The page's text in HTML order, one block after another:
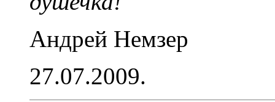
Андрей Немзер
27.07.2009.